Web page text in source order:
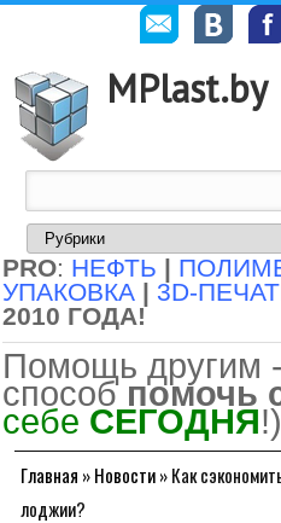
MPlast.by
PRO: НЕФТЬ |
УПАКОВКА | 3D-
2010 ГОДА!
Помощь другим
способ помочь
себе СЕГОДНЯ!)
Главная »Новости»Как
лоджии?